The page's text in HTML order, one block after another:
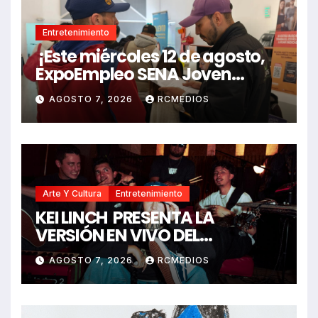
Entretenimiento
¡Este miércoles 12 de agosto,
ExpoEmpleo SENA Joven
ofrece 1.220 oportunidades
laborales para la juventud de
Cundinamarca!
AGOSTO 7, 2026 RCMEDIOS
Arte Y Cultura Entretenimiento
KEI LINCH PRESENTA LA
VERSIÓN EN VIVO DEL
PODEROSO RAP “CALIBRE 22”
AGOSTO 7, 2026 RCMEDIOS